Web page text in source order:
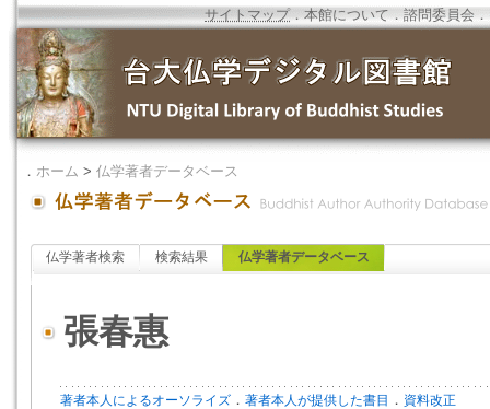
サイトマップ．本館について ．諮問委員会 ．
． ホーム > 仏学著者データベース
仏学著者検索 検索結果 仏学著者データベース
張春惠
著者本人によるオーソライズ ． 著者本人が提供した書目 ． 資料改正